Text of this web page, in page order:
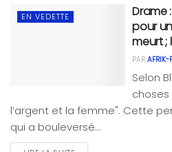
EN VEDETTE
Drame
pour
meurt ;
PAR AFRIK-
Selon
l’argent et la femme". Cette
qui a bouleversé...